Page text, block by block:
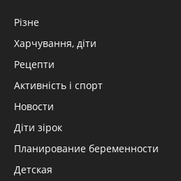
Різне
Харчування, діти
Рецепти
Активність і спорт
Новости
Діти зірок
Планирование беременности
Детская